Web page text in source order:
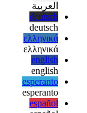
afrikaans
afrikaans
العربية
العربية
deutsch
deutsch
ελληνικά
ελληνικά
english
english